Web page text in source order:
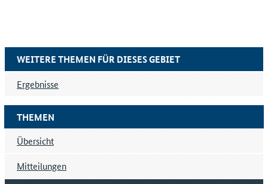
THEMEN
Übersicht
Mitteilungen
WEITERE THEMEN FÜR DIESES GEBIET
Ergebnisse